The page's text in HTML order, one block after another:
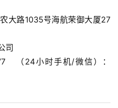
大路1035号海航荣御大厦27
司
（24小时手机/微信）：